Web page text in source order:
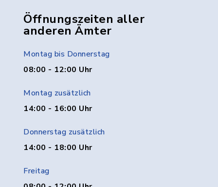
Öffnungszeiten aller
anderen Ämter
Montag bis Donnerstag
08:00 - 12:00 Uhr
Montag zusätzlich
14:00 - 16:00 Uhr
Donnerstag zusätzlich
14:00 - 18:00 Uhr
Freitag